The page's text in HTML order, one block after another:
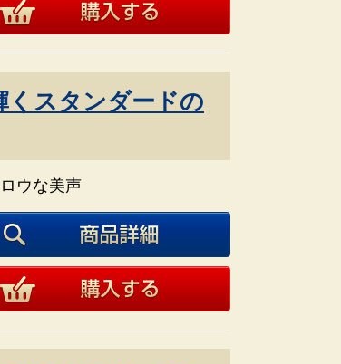
スタンダードの
ウな美声